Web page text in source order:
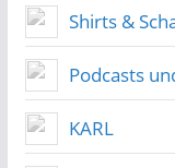
Shirts &
Podcasts
KARL